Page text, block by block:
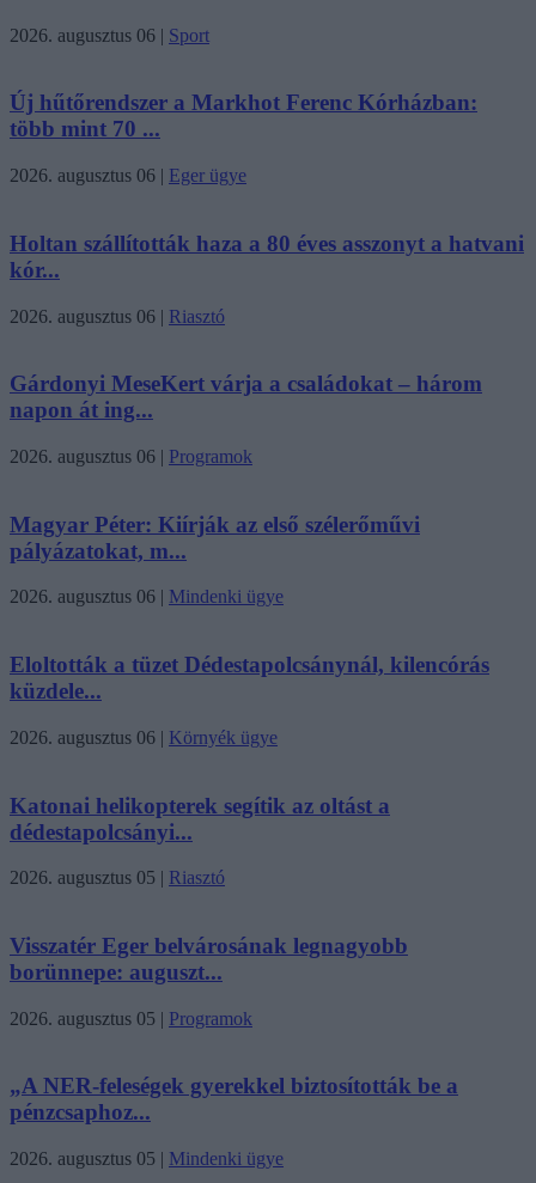
2026. augusztus 06 | Sport
Új hűtőrendszer a Markhot Ferenc Kórházban:
több mint 70 ...
2026. augusztus 06 | Eger ügye
Holtan szállították haza a 80 éves asszonyt a hatvani
kór...
2026. augusztus 06 | Riasztó
Gárdonyi MeseKert várja a családokat – három
napon át ing...
2026. augusztus 06 | Programok
Magyar Péter: Kiírják az első szélerőművi
pályázatokat, m...
2026. augusztus 06 | Mindenki ügye
Eloltották a tüzet Dédestapolcsánynál, kilencórás
küzdele...
2026. augusztus 06 | Környék ügye
Katonai helikopterek segítik az oltást a
dédestapolcsányi...
2026. augusztus 05 | Riasztó
Visszatér Eger belvárosának legnagyobb
borünnepe: auguszt...
2026. augusztus 05 | Programok
„A NER-feleségek gyerekkel biztosították be a
pénzcsaphoz...
2026. augusztus 05 | Mindenki ügye